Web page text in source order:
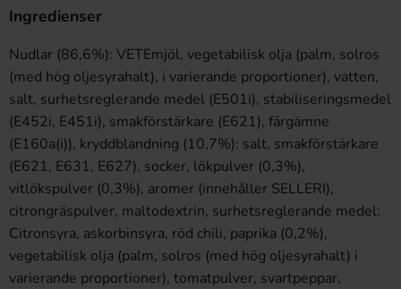
Ingredienser
Nudlar (86,6%): VETEmjöl, vegetabilisk olja (palm, solros
(med hög oljesyrahalt), i varierande proportioner), vatten,
salt, surhetsreglerande medel (E501i), stabiliseringsmedel
(E452i, E451i), smakförstärkare (E621), färgämne
(E160a(i)), kryddblandning (10,7%): salt, smakförstärkare
(E621, E631, E627), socker, lökpulver (0,3%),
vitlökspulver (0,3%), aromer (innehåller SELLERI),
citrongräspulver, maltodextrin, surhetsreglerande medel:
Citronsyra, askorbinsyra, röd chili, paprika (0,2%),
vegetabilisk olja (palm, solros (med hög oljesyrahalt) i
varierande proportioner), tomatpulver, svartpeppar,